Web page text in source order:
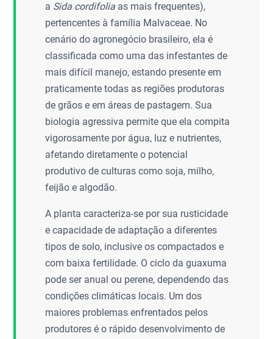
a Sida cordifolia as mais frequentes),
pertencentes à família Malvaceae. No
cenário do agronegócio brasileiro, ela é
classificada como uma das infestantes de
mais difícil manejo, estando presente em
praticamente todas as regiões produtoras
de grãos e em áreas de pastagem. Sua
biologia agressiva permite que ela compita
vigorosamente por água, luz e nutrientes,
afetando diretamente o potencial
produtivo de culturas como soja, milho,
feijão e algodão.
A planta caracteriza-se por sua rusticidade
e capacidade de adaptação a diferentes
tipos de solo, inclusive os compactados e
com baixa fertilidade. O ciclo da guaxuma
pode ser anual ou perene, dependendo das
condições climáticas locais. Um dos
maiores problemas enfrentados pelos
produtores é o rápido desenvolvimento de